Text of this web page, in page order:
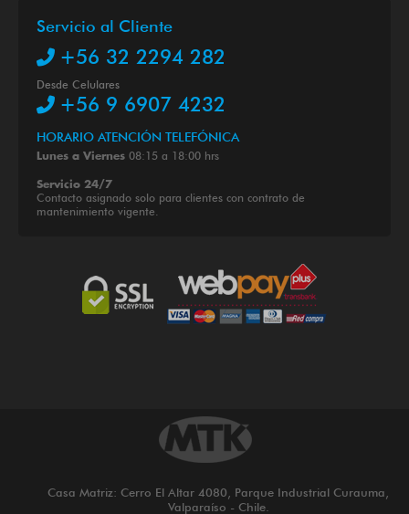
Servicio al Cliente
+56 32 2294 282
Desde Celulares
+56 9 6907 4232
HORARIO ATENCIÓN TELEFÓNICA
Lunes a Viernes 08:15 a 18:00 hrs
Servicio 24/7
Contacto asignado solo para clientes con contrato de
mantenimiento vigente.
Casa Matriz: Cerro El Altar 4080, Parque Industrial Curauma,
Valparaíso - Chile.